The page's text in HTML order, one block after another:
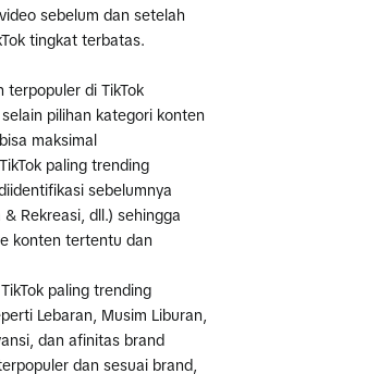
sebelum dan setelah
tingkat terbatas.
terpopuler di TikTok
pilihan kategori konten
maksimal
paling trending
sebelumnya
Rekreasi, dll.) sehingga
konten tertentu dan
paling trending
Lebaran, Musim Liburan,
dan afinitas brand
dan sesuai brand,